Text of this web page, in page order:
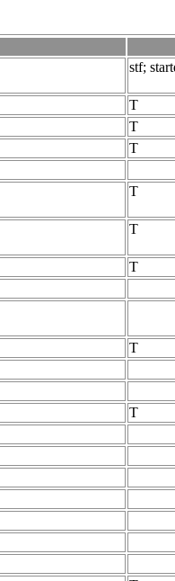
stf;
T
T
T
T
T
T
T
T